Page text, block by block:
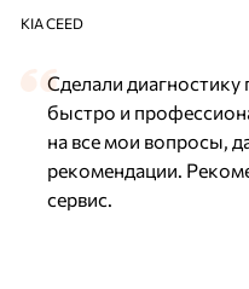
KIA CEED
Сделали диагностику
быстро и
на все мои вопросы,
рекомендации.
сервис.